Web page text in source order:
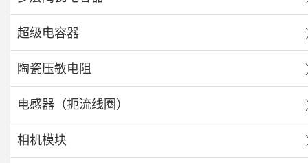
超级电容器
陶瓷压敏电阻
电感器（扼流线圈）
相机模块